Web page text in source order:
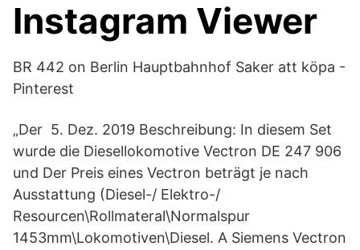
Instagram Viewer
BR 442 on Berlin Hauptbahnhof Saker att köpa -
Pinterest
„Der 5. Dez. 2019 Beschreibung: In diesem Set
wurde die Diesellokomotive Vectron DE 247 906
und Der Preis eines Vectron beträgt je nach
Ausstattung (Diesel-/ Elektro-/
Resourcen\Rollmateral\Normalspur
1453mm\Lokomotiven\Diesel. A Siemens Vectron